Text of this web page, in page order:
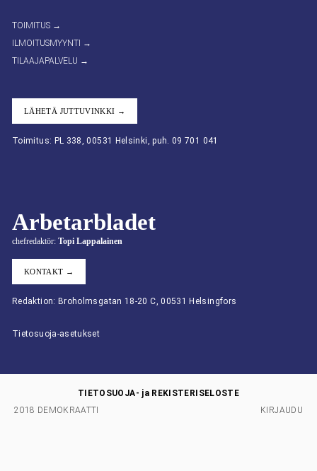
TOIMITUS →
ILMOITUSMYYNTI →
TILAAJAPALVELU →
LÄHETÄ JUTTUVINKKI →
Toimitus: PL 338, 00531 Helsinki, puh. 09 701 041
Arbetarbladet
chefredaktör: Topi Lappalainen
KONTAKT →
Redaktion: Broholmsgatan 18-20 C, 00531 Helsingfors
Tietosuoja-asetukset
2018 DEMOKRAATTI
TIETOSUOJA- ja REKISTERISELOSTE
KIRJAUDU